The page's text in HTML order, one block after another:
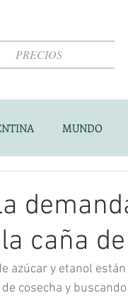
PRECIOS
MUNDO
caña
azúcar y etanol
cosecha y